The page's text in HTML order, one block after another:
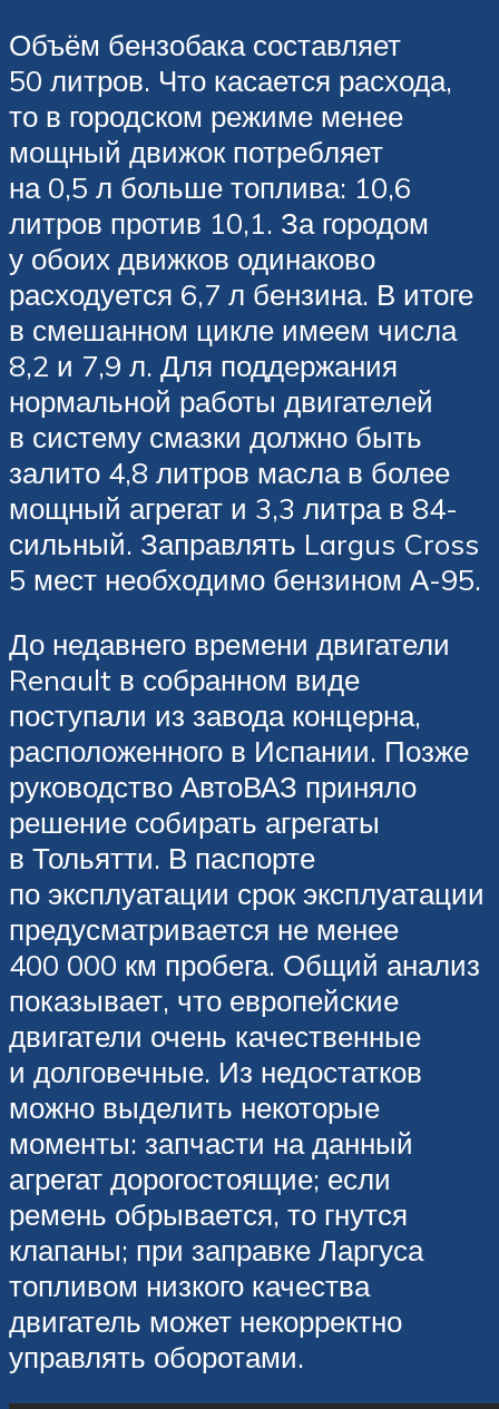
Объём бензобака составляет
50 литров. Что касается расхода,
то в городском режиме менее
мощный движок потребляет
на 0,5 л больше топлива: 10,6
литров против 10,1. За городом
у обоих движков одинаково
расходуется 6,7 л бензина. В итоге
в смешанном цикле имеем числа
8,2 и 7,9 л. Для поддержания
нормальной работы двигателей
в систему смазки должно быть
залито 4,8 литров масла в более
мощный агрегат и 3,3 литра в 84-
сильный. Заправлять Largus Cross
5 мест необходимо бензином А-95.
До недавнего времени двигатели
Renault в собранном виде
поступали из завода концерна,
расположенного в Испании. Позже
руководство АвтоВАЗ приняло
решение собирать агрегаты
в Тольятти. В паспорте
по эксплуатации срок эксплуатации
предусматривается не менее
400 000 км пробега. Общий анализ
показывает, что европейские
двигатели очень качественные
и долговечные. Из недостатков
можно выделить некоторые
моменты: запчасти на данный
агрегат дорогостоящие; если
ремень обрывается, то гнутся
клапаны; при заправке Ларгуса
топливом низкого качества
двигатель может некорректно
управлять оборотами.